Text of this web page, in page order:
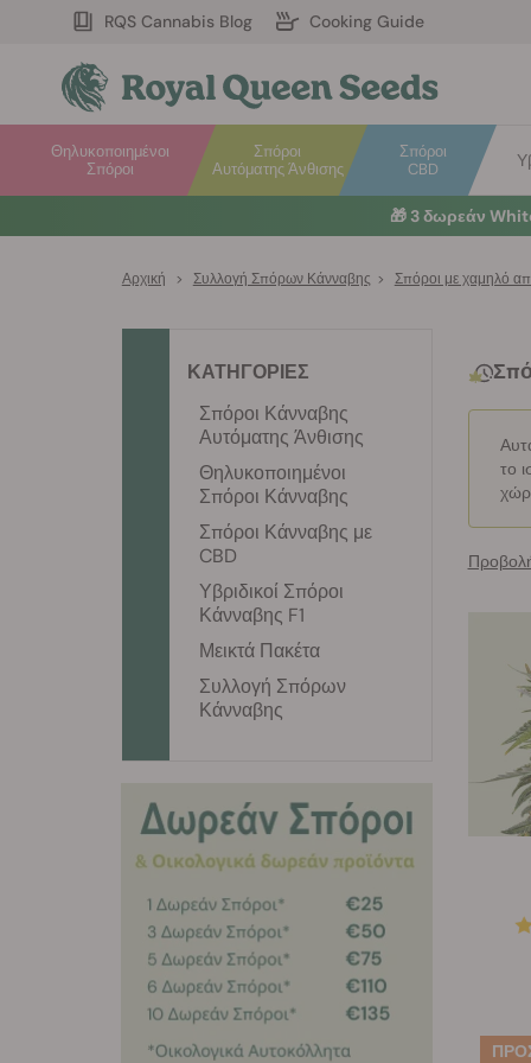
RQS Cannabis Blog Cooking Guide
Σπόροι
Αυτόματης Άνθισης
Θηλυκοποιημένοι
Σπόροι
Σπόροι
CBD
🎁 3 δωρεάν
Αρχική > Συλλογή Σπόρων Κάνναβης > Σπόροι με χαμηλό
το
ΚΑΤΗΓΟΡΙΕΣ
Σπόροι Κάνναβης
Αυτόματης Άνθισης
Θηλυκοποιημένοι
Σπόροι Κάνναβης
Σπόροι Κάνναβης με
CBD
Υβριδικοί Σπόροι
Κάνναβης F1
Μεικτά Πακέτα
Συλλογή Σπόρων
Κάνναβης